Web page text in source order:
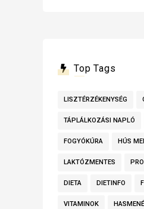
Top Tags
LISZTÉRZÉKENYSÉG
TÁPLÁLKOZÁSI NAPLÓ
FOGYÓKÚRA HÚS
LAKTÓZMENTES
DIETA DIETINFO
VITAMINOK